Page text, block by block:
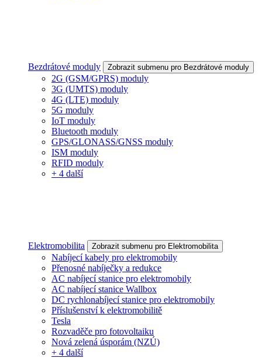
Bezdrátové moduly Zobrazit submenu pro Bezdrátové moduly
2G (GSM/GPRS) moduly
3G (UMTS) moduly
4G (LTE) moduly
5G moduly
IoT moduly
Bluetooth moduly
GPS/GLONASS/GNSS moduly
ISM moduly
RFID moduly
+ 4 další
Elektromobilita Zobrazit submenu pro Elektromobilita
Nabíjecí kabely pro elektromobily
Přenosné nabíječky a redukce
AC nabíjecí stanice pro elektromobily
AC nabíjecí stanice Wallbox
DC rychlonabíjecí stanice pro elektromobily
Příslušenství k elektromobilitě
Tesla
Rozvaděče pro fotovoltaiku
Nová zelená úsporám (NZÚ)
+ 4 další